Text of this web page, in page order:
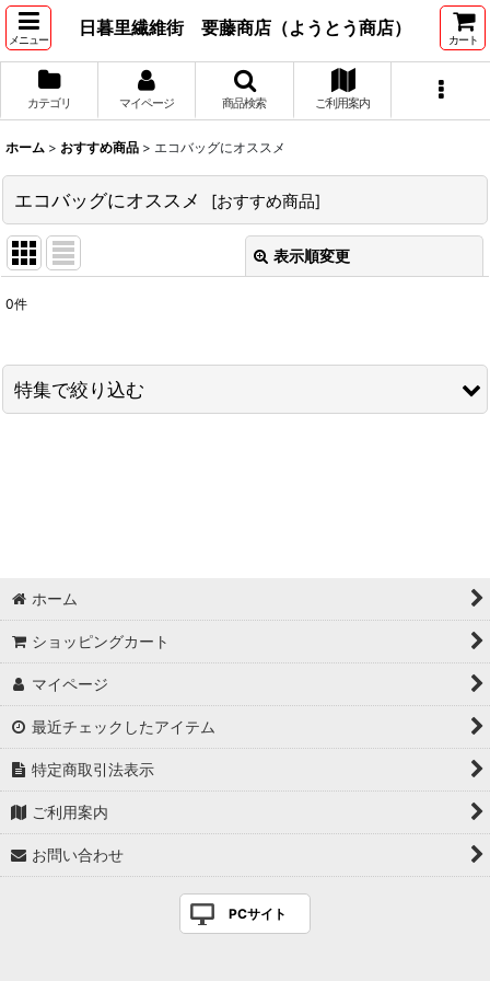
メニュー
日暮里繊維街 要藤商店（ようとう商店）
カート
カテゴリ マイページ 商品検索 ご利用案内
ホーム > おすすめ商品 > エコバッグにオススメ
エコバッグにオススメ [おすすめ商品]
表示順変更
並び順 :
0件
特集で絞り込む
社長オススメ
コダマさんオススメ
ブラウスにオススメ
チュニックにオススメ
Tシャツ・カットソーにオススメ
パンツにオススメ
ホーム
ショッピングカート
マイページ
最近チェックしたアイテム
特定商取引法表示
ご利用案内
お問い合わせ
PCサイト